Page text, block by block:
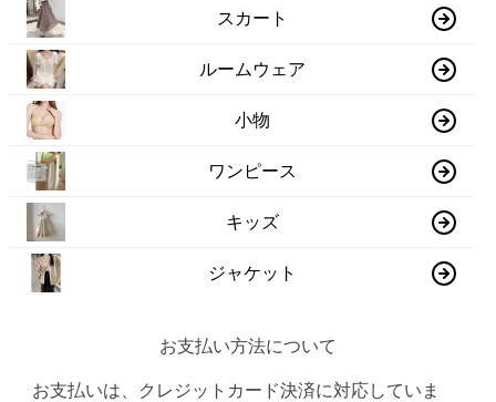
スカート
ルームウェア
小物
ワンピース
キッズ
ジャケット
お支払い方法について
お支払いは、クレジットカード決済に対応していま